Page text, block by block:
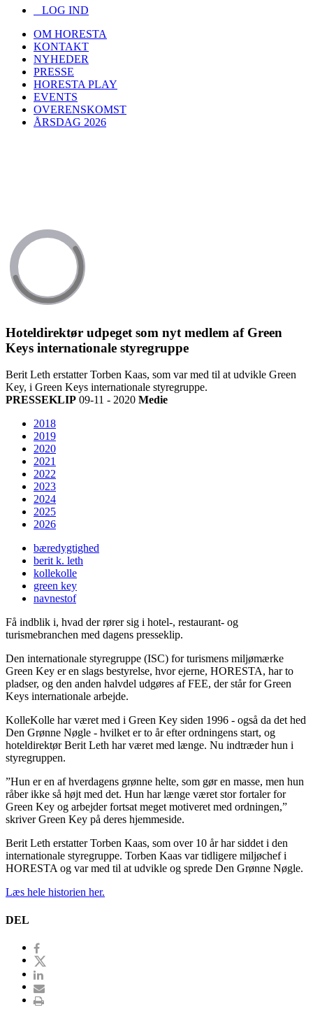
LOG IND
OM HORESTA
KONTAKT
NYHEDER
PRESSE
HORESTA PLAY
EVENTS
OVERENSKOMST
ÅRSDAG 2026
Hoteldirektør udpeget som nyt medlem af Green
Keys internationale styregruppe
Berit Leth erstatter Torben Kaas, som var med til at udvikle Green
Key, i Green Keys internationale styregruppe.
PRESSEKLIP 09-11 - 2020 Medie
2018
2019
2020
2021
2022
2023
2024
2025
2026
bæredygtighed
berit k. leth
kollekolle
green key
navnestof
Få indblik i, hvad der rører sig i hotel-, restaurant- og
turismebranchen med dagens presseklip.
Den internationale styregruppe (ISC) for turismens miljømærke
Green Key er en slags bestyrelse, hvor ejerne, HORESTA, har to
pladser, og den anden halvdel udgøres af FEE, der står for Green
Keys internationale arbejde.
KolleKolle har været med i Green Key siden 1996 - også da det hed
Den Grønne Nøgle - hvilket er to år efter ordningens start, og
hoteldirektør Berit Leth har været med længe. Nu indtræder hun i
styregruppen.
”Hun er en af hverdagens grønne helte, som gør en masse, men hun
råber ikke så højt med det. Hun har længe været stor fortaler for
Green Key og arbejder fortsat meget motiveret med ordningen,”
skriver Green Key på deres hjemmeside.
Berit Leth erstatter Torben Kaas, som over 10 år har siddet i den
internationale styregruppe. Torben Kaas var tidligere miljøchef i
HORESTA og var med til at udvikle og sprede Den Grønne Nøgle.
Læs hele historien her.
DEL